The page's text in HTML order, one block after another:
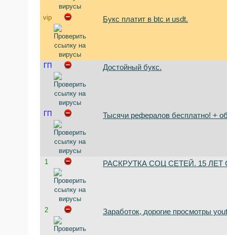
vip Букс платит в btc и usdt.
ГП Достойный букс.
ГП Тысячи рефералов бесплатно! +
1 РАСКРУТКА СОЦ СЕТЕЙ. 15
2 Заработок, дорогие просмотры